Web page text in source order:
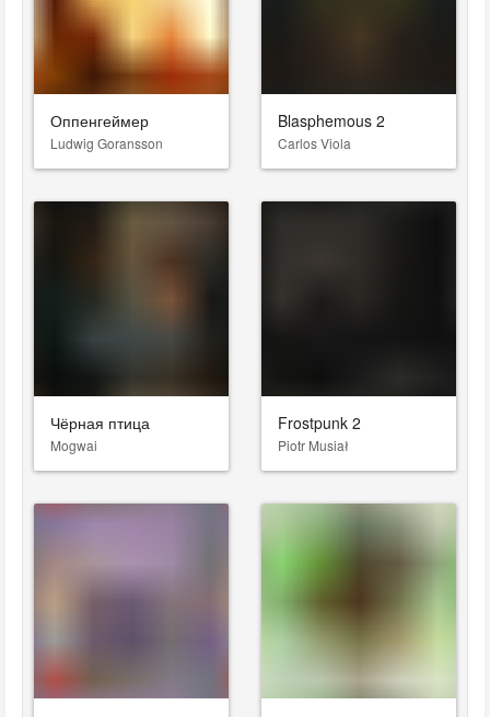
Оппенгеймер
Ludwig Goransson
Blasphemous 2
Carlos Viola
Чёрная птица
Mogwai
Frostpunk 2
Piotr Musiał